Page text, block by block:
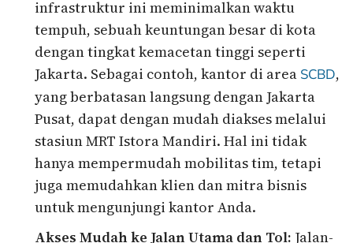
infrastruktur ini meminimalkan waktu
tempuh, sebuah keuntungan besar di kota
dengan tingkat kemacetan tinggi seperti
Jakarta. Sebagai contoh, kantor di area SCBD,
yang berbatasan langsung dengan Jakarta
Pusat, dapat dengan mudah diakses melalui
stasiun MRT Istora Mandiri. Hal ini tidak
hanya mempermudah mobilitas tim, tetapi
juga memudahkan klien dan mitra bisnis
untuk mengunjungi kantor Anda.
Akses Mudah ke Jalan Utama dan Tol: Jalan-